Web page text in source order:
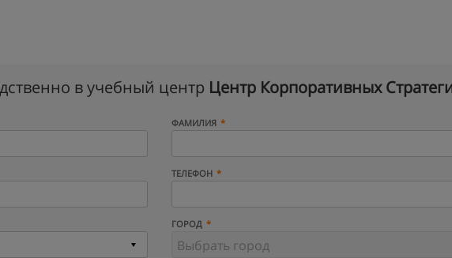
в учебный центр Центр Корпоративных
ФАМИЛИЯ
ТЕЛЕФОН
ГОРОД